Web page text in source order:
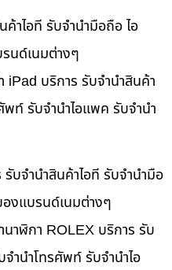
าไอที รับจำนำมือถือ ไอ
นด์เนมต่างๆ
iPad บริการ รับจำนำสินค้า
ท์ รับจำนำไอแพค รับจำนำ
บจำนำสินค้าไอที รับจำนำมือ
งแบรนด์เนมต่างๆ
าฬิกา ROLEX บริการ รับ
ำนำโทรศัพท์ รับจำนำไอ